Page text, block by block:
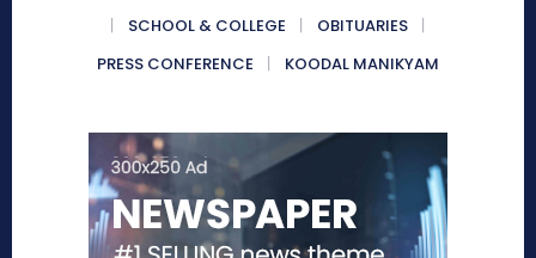
SCHOOL & COLLEGE
OBITUARIES
PRESS CONFERENCE
KOODAL MANIKYAM